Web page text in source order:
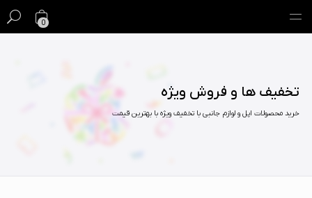
0
فروش ویژه
تخفیف ها و فروش ویژه
خرید محصولات اپل و لوازم جانبی با تخفیف ویژه با بهترین قیمت